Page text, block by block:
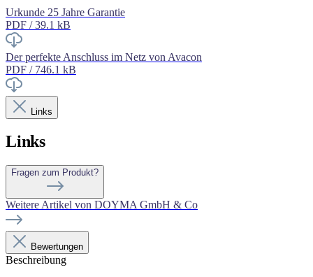
Urkunde 25 Jahre Garantie
PDF / 39.1 kB
Der perfekte Anschluss im Netz von Avacon
PDF / 746.1 kB
Links
Links
Fragen zum Produkt?
Weitere Artikel von DOYMA GmbH & Co
Bewertungen
Beschreibung